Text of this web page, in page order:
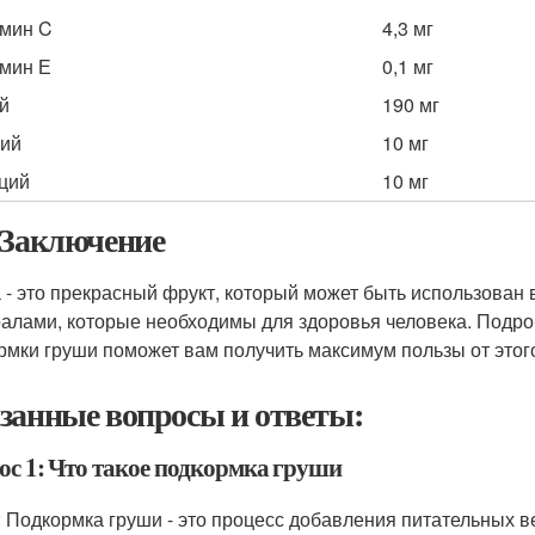
C
4,3 мг
Е
0,1 мг
190 мг
10 мг
10 мг
это прекрасный фрукт, который может быть
которые необходимы для здоровья человека.
груши поможет вам получить максимум пользы от
вопросы и ответы:
1: Что такое подкормка груши
Подкормка груши - это процесс добавления питательных